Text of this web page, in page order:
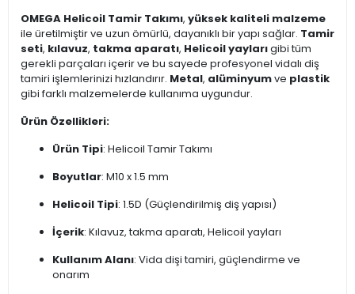
OMEGA Helicoil Tamir Takımı, yüksek kaliteli malzeme
ile üretilmiştir ve uzun ömürlü, dayanıklı bir yapı sağlar. Tamir
seti, kılavuz, takma aparatı, Helicoil yaylarıgibi tüm
gerekli parçaları içerir ve bu sayede profesyonel vidalı diş
tamiri işlemlerinizi hızlandırır. Metal, alüminyumve plastik
gibi farklı malzemelerde kullanıma uygundur.
Ürün Özellikleri:
Ürün Tipi: Helicoil Tamir Takımı
Boyutlar: M10 x 1.5 mm
Helicoil Tipi: 1.5D (Güçlendirilmiş diş yapısı)
İçerik: Kılavuz, takma aparatı, Helicoil yayları
Kullanım Alanı: Vida dişi tamiri, güçlendirme ve
onarım